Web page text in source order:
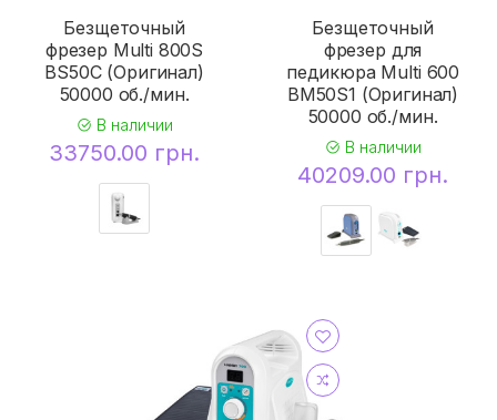
Безщеточный
фрезер Multi 800S
BS50C (Оригинал)
50000 об./мин.
В наличии
33750.00 грн.
Безщеточный
фрезер для
педикюра Multi 600
BM50S1 (Оригинал)
50000 об./мин.
В наличии
40209.00 грн.